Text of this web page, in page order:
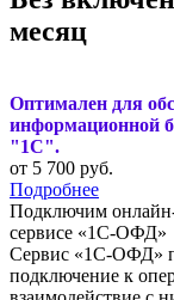
месяц
Оптимален для
информационной
"1С".
от 5 700 руб.
Подробнее
Подключим
сервисе «1С-ОФД»
Сервис «1С-ОФД»
подключение к